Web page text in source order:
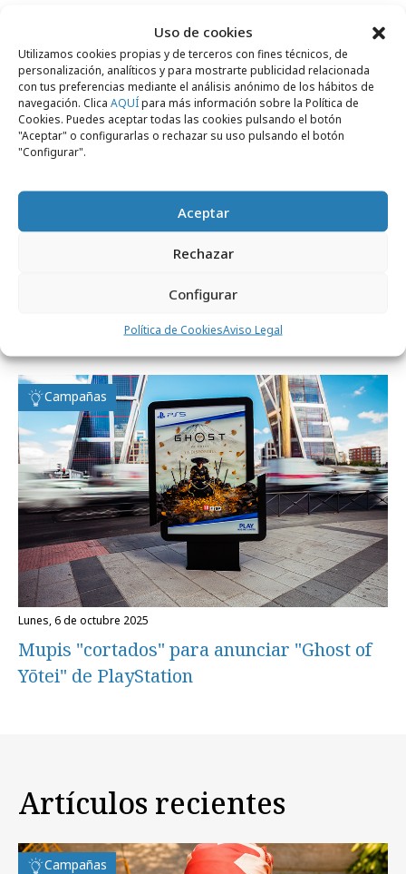
Uso de cookies
Utilizamos cookies propias y de terceros con fines técnicos, de
personalización, analíticos y para mostrarte publicidad relacionada
con tus preferencias mediante el análisis anónimo de los hábitos de
navegación. Clica AQUÍpara más información sobre la Política de
Cookies. Puedes aceptar todas las cookies pulsando el botón
"Aceptar" o configurarlas o rechazar su uso pulsando el botón
"Configurar".
Aceptar
Rechazar
Configurar
Política de CookiesAviso Legal
Campañas
estrella” en la Puerta del Sol
Campañas
lunes, 6 de octubre 2025
Mupis "cortados" para anunciar "Ghost of
Yōtei" de PlayStation
Artículos recientes
Campañas